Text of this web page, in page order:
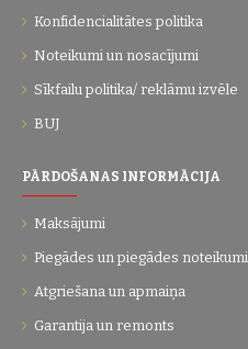
Konfidencialitātes politika
Noteikumi un nosacījumi
Sīkfailu politika/ reklāmu izvēle
BUJ
PĀRDOŠANAS INFORMĀCIJA
Maksājumi
Piegādes un piegādes noteikumi
Atgriešana un apmaiņa
Garantija un remonts